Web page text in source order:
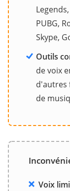
PUBG,
Skype,
Outils
de voix
d'autres
de
Voix